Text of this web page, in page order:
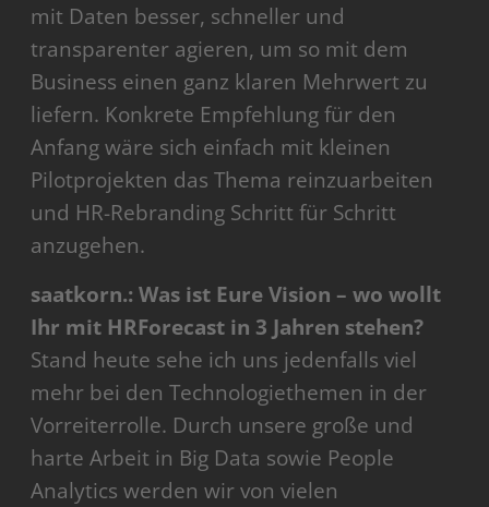
mit Daten besser, schneller und
transparenter agieren, um so mit dem
Business einen ganz klaren Mehrwert zu
liefern. Konkrete Empfehlung für den
Anfang wäre sich einfach mit kleinen
Pilotprojekten das Thema reinzuarbeiten
und HR-Rebranding Schritt für Schritt
anzugehen.
saatkorn.: Was ist Eure Vision – wo wollt
Ihr mit HRForecast in 3 Jahren stehen?
Stand heute sehe ich uns jedenfalls viel
mehr bei den Technologiethemen in der
Vorreiterrolle. Durch unsere große und
harte Arbeit in Big Data sowie People
Analytics werden wir von vielen